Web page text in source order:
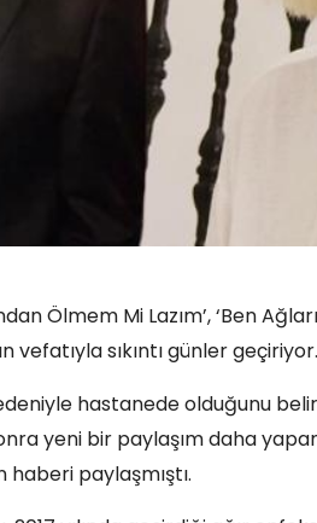
Ölmem Mi Lazım’, ‘Ben
vefatıyla sıkıntı günler geçiriyor.
hastanede olduğunu
yeni bir paylaşım daha
paylaşmıştı.